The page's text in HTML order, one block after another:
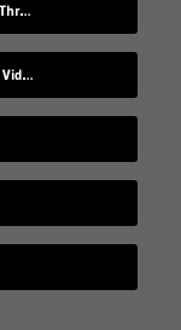
Mark Hamill überrascht Leute am Drive-Thru-Schalter
Haldern Pop Festival Live-Mitschnitte im Videostream (2008-2019)